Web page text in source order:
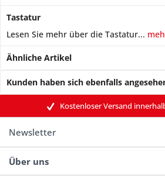
Tastatur
Lesen Sie mehr über die Tastatur...
Ähnliche Artikel
Kunden haben sich ebenfalls
Kostenloser Versand
Newsletter
Über uns